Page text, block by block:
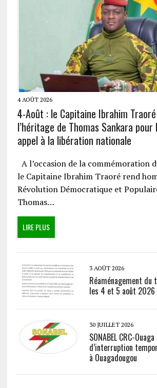
4 AOÛT 2026
4-Août : le Capitaine Ibrahim
l’héritage de Thomas Sankara
appel à la libération nationale
A l’occasion de la commémoration
le Capitaine Ibrahim Traoré rend
Révolution Démocratique et
Thomas…
LIRE PLUS
3 AOÛT 2026
Réaménagement
les 4 et 5 août 2026
30 JUILLET 2026
SONABEL CRC-
d’interruption
à Ouagadougou